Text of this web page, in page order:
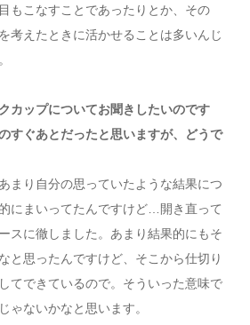
もこなすことであったりとか、その
考えたときに活かせることは多いんじ
カップについてお聞きしたいのです
すぐあとだったと思いますが、どうで
まり自分の思っていたような結果につ
にまいってたんですけど…開き直って
スに徹しました。あまり結果的にもそ
と思ったんですけど、そこから仕切り
てできているので。そういった意味で
ゃないかなと思います。